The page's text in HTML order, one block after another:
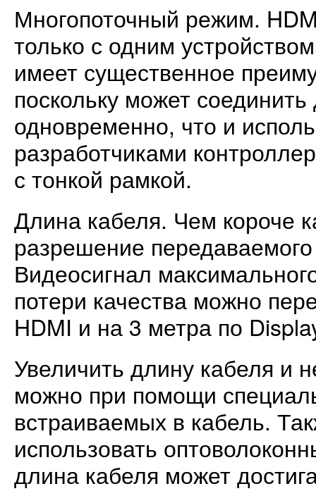
Многопоточный режим.
только с одним
имеет существенное
поскольку может
одновременно, что и
разработчиками
с тонкой рамкой.
Длина кабеля. Чем короче
разрешение
Видеосигнал
потери качества можно
HDMI и на 3 метра по
Увеличить длину кабеля и
можно при помощи
встраиваемых в кабель.
использовать
длина кабеля может